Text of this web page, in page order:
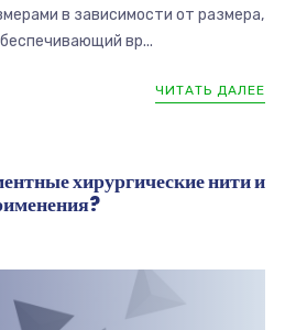
в зависимости от размера,
вр...
ЧИТАТЬ ДАЛЕЕ
хирургические нити и